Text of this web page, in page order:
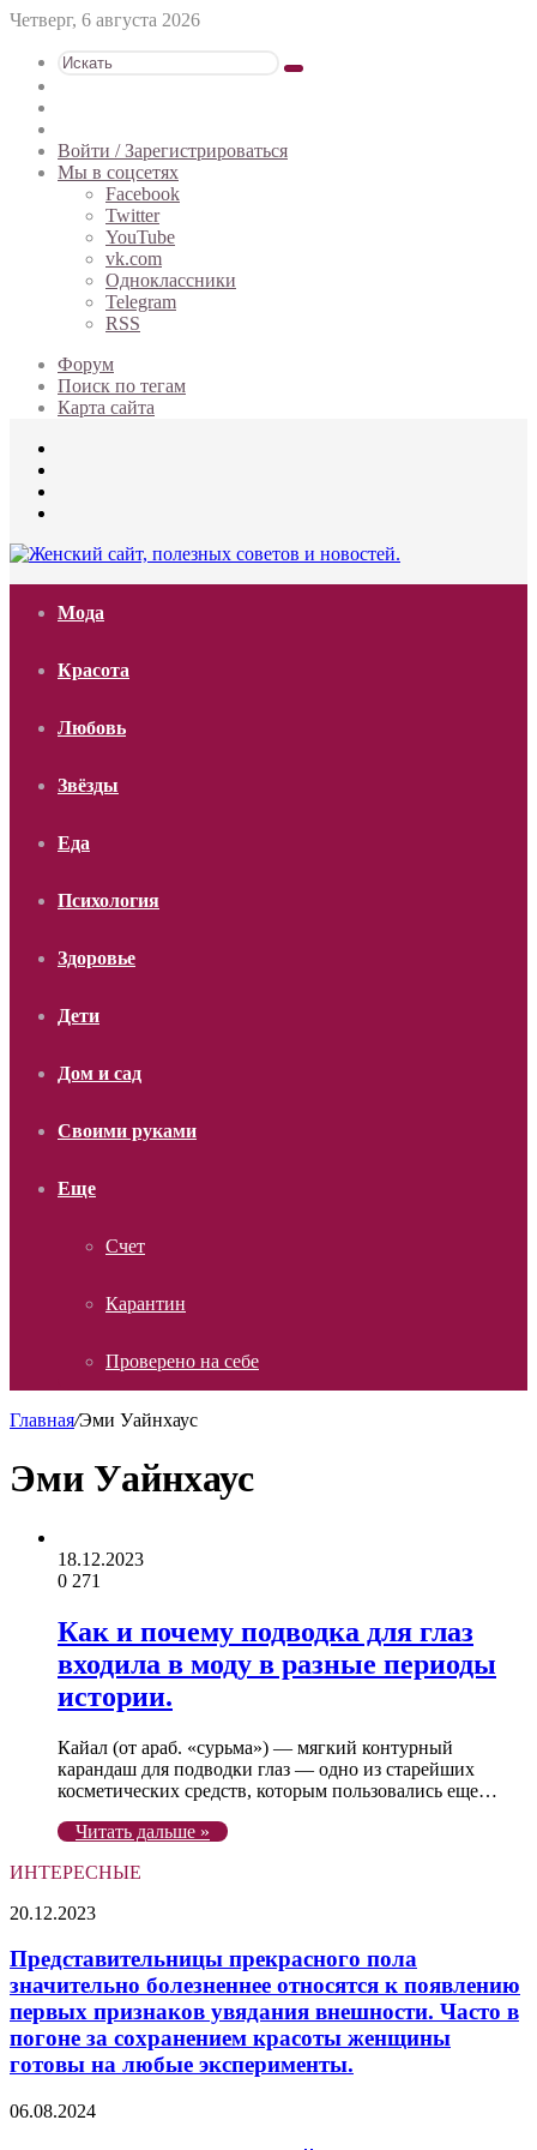
Четверг, 6 августа 2026
Искать
статья
Войти / Зарегистрироваться
Мы в соцсетях
Facebook
Twitter
YouTube
vk.com
Одноклассники
Telegram
RSS
Форум
Поиск по тегам
Карта сайта
Мода
Красота
Любовь
Звёзды
Еда
Психология
Здоровье
Дети
Дом и сад
Своими руками
Еще
Счет
Карантин
Проверено на себе
Главная/Эми Уайнхаус
Эми Уайнхаус
18.12.2023
0 271
Как и почему подводка для глаз
входила в моду в разные периоды
истории.
Кайал (от араб. «сурьма») — мягкий контурный
карандаш для подводки глаз — одно из старейших
косметических средств, которым пользовались еще…
Читать дальше »
ИНТЕРЕСНЫЕ
Представительницы
пола
значительно
болезненнее
относятся
к
появлению
признаков
20.12.2023
Представительницы прекрасного пола
значительно болезненнее относятся к появлению
первых признаков увядания внешности. Часто в
погоне за сохранением красоты женщины
готовы на любые эксперименты.
Выбираем
06.08.2024